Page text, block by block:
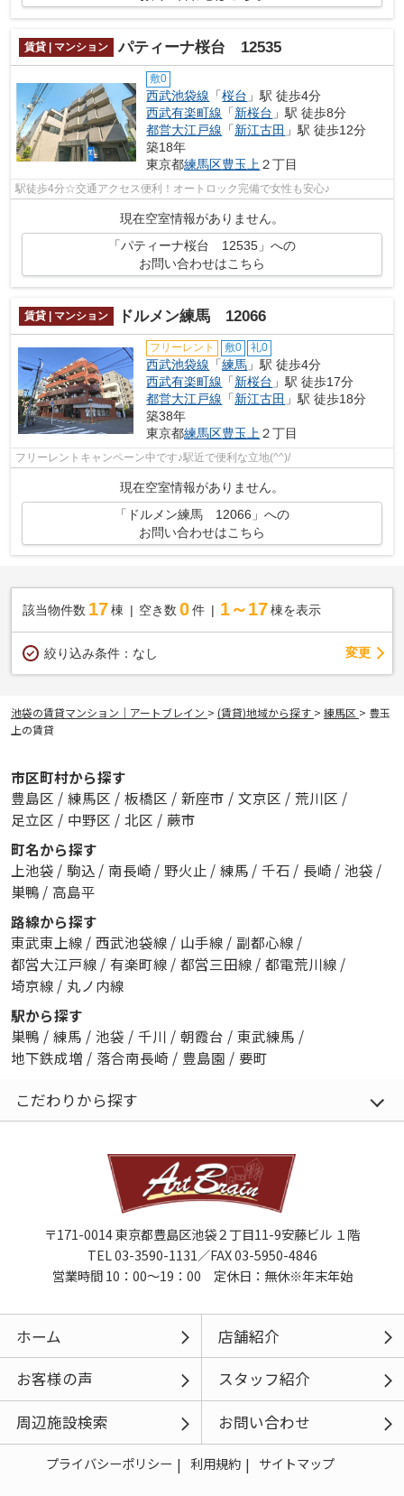
賃貸 | マンション パティーナ桜台 12535
敷0
西武池袋線 「桜台 」駅 徒歩4分
西武有楽町線 「新桜台 」駅 徒歩8分
都営大江戸線 「新江古田 」駅 徒歩12分
築18年
東京都練馬区豊玉上 ２丁目
駅徒歩4分☆交通アクセス便利！オートロック完備で女性も安心♪
現在空室情報がありません。
「パティーナ桜台 12535」への
お問い合わせはこちら
賃貸 | マンション ドルメン練馬 12066
フリーレント 敷0 礼0
西武池袋線 「練馬 」駅 徒歩4分
西武有楽町線 「新桜台 」駅 徒歩17分
都営大江戸線 「新江古田 」駅 徒歩18分
築38年
東京都練馬区豊玉上 ２丁目
フリーレントキャンペーン中です♪駅近で便利な立地(^^)/
現在空室情報がありません。
「ドルメン練馬 12066」への
お問い合わせはこちら
該当物件数 17棟 空き数 0 件 1～17 棟を表示
絞り込み条件： なし 変更
池袋の賃貸マンション｜アートブレイン > (賃貸)地域から探す > 練馬区 > 豊玉
上の賃貸
市区町村から探す
豊島区 / 練馬区 / 板橋区 / 新座市 / 文京区 / 荒川区 /
足立区 / 中野区 / 北区 / 蕨市
町名から探す
上池袋 / 駒込 / 南長崎 / 野火止 / 練馬 / 千石 / 長崎 / 池袋 /
巣鴨 / 高島平
路線から探す
東武東上線 / 西武池袋線 / 山手線 / 副都心線 /
都営大江戸線 / 有楽町線 / 都営三田線 / 都電荒川線 /
埼京線 / 丸ノ内線
駅から探す
巣鴨 / 練馬 / 池袋 / 千川 / 朝霞台 / 東武練馬 /
地下鉄成増 / 落合南長崎 / 豊島園 / 要町
こだわりから探す
〒171-0014 東京都豊島区池袋２丁目11-9安藤ビル １階
TEL 03-3590-1131／FAX 03-5950-4846
営業時間 10：00～19：00 定休日：無休※年末年始
ホーム
店舗紹介
お客様の声
スタッフ紹介
周辺施設検索
お問い合わせ
プライバシーポリシー 利用規約 サイトマップ